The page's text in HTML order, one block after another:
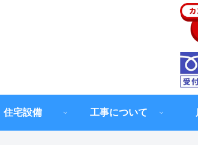
住宅設備 工事について